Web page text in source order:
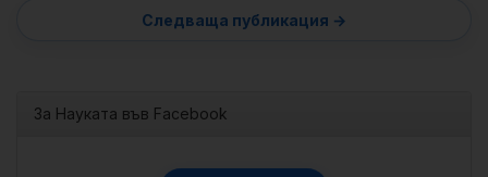
За Науката във Facebook